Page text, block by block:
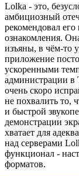
Lolka - это,
амбициозный
рекомендовал его
ознакомления.
изъяны, в чём-то
приложение
ускоренными
администрации в
очень скоро
не похвалить то,
и быстрой
демонстрации
хватает для
над серверами
функционал -
форматов.